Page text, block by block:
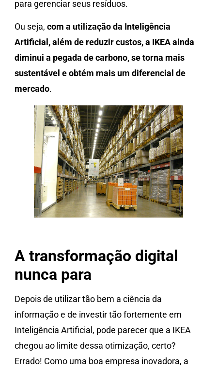
para gerenciar seus resíduos.
Ou seja, com a utilização da Inteligência
Artificial, além de reduzir custos, a IKEA ainda
diminui a pegada de carbono, se torna mais
sustentável e obtém mais um diferencial de
mercado.
A transformação digital
nunca para
Depois de utilizar tão bem a ciência da
informação e de investir tão fortemente em
Inteligência Artificial, pode parecer que a IKEA
chegou ao limite dessa otimização, certo?
Errado! Como uma boa empresa inovadora, a